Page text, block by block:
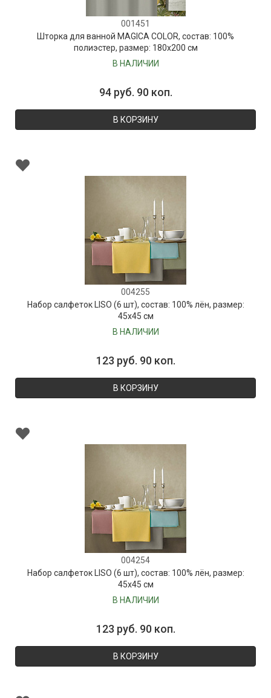
001451
Шторка для ванной MAGICA COLOR, состав: 100%
полиэстер, размер: 180х200 см
В НАЛИЧИИ
94 руб. 90 коп.
В КОРЗИНУ
004255
Набор салфеток LISO (6 шт), состав: 100% лён, размер:
45х45 см
В НАЛИЧИИ
123 руб. 90 коп.
В КОРЗИНУ
004254
Набор салфеток LISO (6 шт), состав: 100% лён, размер:
45х45 см
В НАЛИЧИИ
123 руб. 90 коп.
В КОРЗИНУ